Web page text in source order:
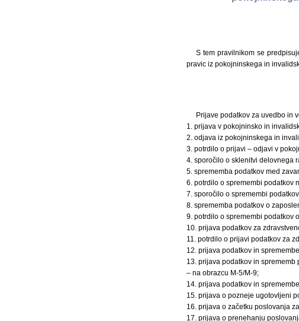
S tem pravilnikom se
pravic iz pokojninskega in
Prijave podatkov za uvedbo in
1. prijava v pokojninsko in
2. odjava iz pokojninskega in
3. potrdilo o prijavi – odjavi v
4. sporočilo o sklenitvi delovnega
5. sprememba podatkov med
6. potrdilo o spremembi podatkov
7. sporočilo o spremembi
8. sprememba podatkov o
9. potrdilo o spremembi podatkov
10. prijava podatkov za
11. potrdilo o prijavi podatkov za
12. prijava podatkov in
13. prijava podatkov in
– na obrazcu M-5/M-9;
14. prijava podatkov in
15. prijava o pozneje ugotovljeni
16. prijava o začetku poslovanja
17. prijava o prenehanju